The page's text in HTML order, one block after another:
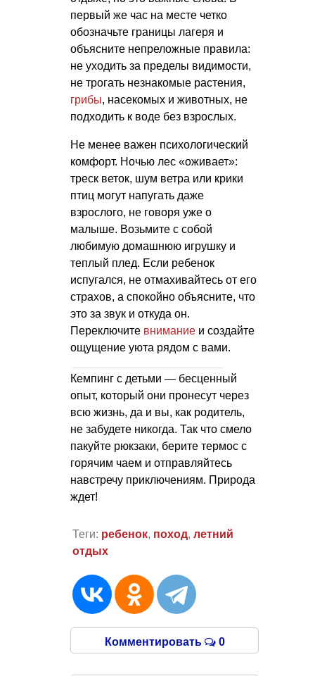
первый же час на месте четко
обозначьте границы лагеря и
объясните непреложные правила:
не уходить за пределы видимости,
не трогать незнакомые растения,
грибы, насекомых и животных, не
подходить к воде без взрослых.
Не менее важен психологический
комфорт. Ночью лес «оживает»:
треск веток, шум ветра или крики
птиц могут напугать даже
взрослого, не говоря уже о
малыше. Возьмите с собой
любимую домашнюю игрушку и
теплый плед. Если ребенок
испугался, не отмахивайтесь от его
страхов, а спокойно объясните, что
это за звук и откуда он.
Переключите внимание и создайте
ощущение уюта рядом с вами.
Кемпинг с детьми — бесценный
опыт, который они пронесут через
всю жизнь, да и вы, как родитель,
не забудете никогда. Так что смело
пакуйте рюкзаки, берите термос с
горячим чаем и отправляйтесь
навстречу приключениям. Природа
ждет!
Теги: ребенок, поход, летний
отдых
Комментировать 0